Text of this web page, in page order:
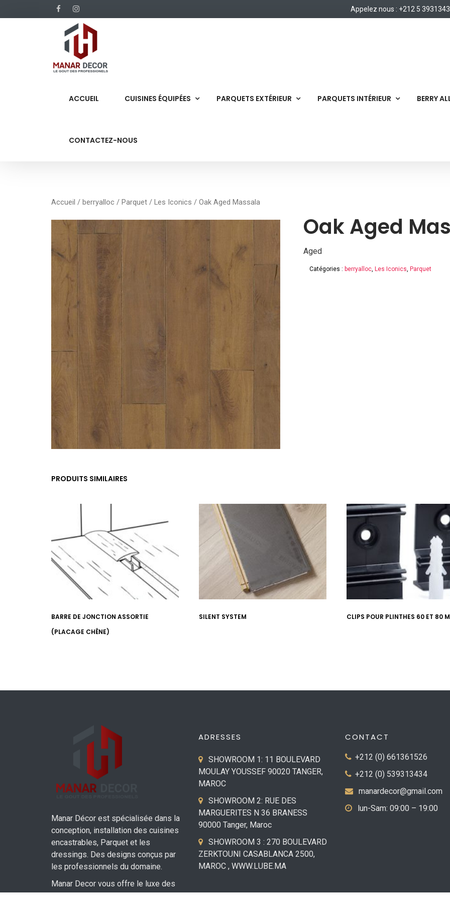
Appelez nous : +212 5
ACCUEIL CUISINES ÉQUIPÉES PARQUETS EXTÉRIEUR PARQUETS INTÉRIEUR BERRY
CONTACTEZ-NOUS
Accueil / berryalloc / Parquet / Les Iconics / Oak Aged Massala
Oak Aged
Aged
Catégories : berryalloc, Les Iconics Parquet
PRODUITS SIMILAIRES
BARRE DE JONCTION ASSORTIE
(PLACAGE CHÊNE)
SILENT SYSTEM CLIPS POUR PLINTHES 60 ET 80
Manar Décor est spécialisée dans la
conception, installation des cuisines
encastrables, Parquet et les
dressings. Des designs conçus par
les professionnels du domaine.
Manar Decor vous offre le luxe des
ADRESSES
SHOWROOM 1: 11 BOULEVARD
MOULAY YOUSSEF 90020 TANGER,
MAROC
SHOWROOM 2: RUE DES
MARGUERITES N 36 BRANESS
90000 Tanger, Maroc
SHOWROOM 3 : 270 BOULEVARD
ZERKTOUNI CASABLANCA 2500,
MAROC , WWW.LUBE.MA
CONTACT
+212 (0) 661361526
+212 (0) 539313434
manardecor@gmail.com
lun-Sam: 09:00 – 19:00